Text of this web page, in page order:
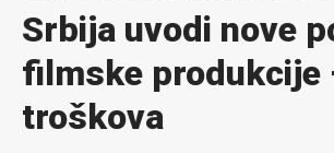
Srbija uvodi nove
filmske produkcije
troškova